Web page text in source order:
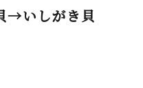
→いしがき貝